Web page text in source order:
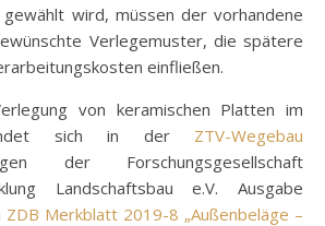
wird, müssen der vorhandene
Verlegemuster, die spätere
einfließen.
von keramischen Platten im
findet sich in der ZTV-Wegebau
der Forschungsgesellschaft
Landschaftsbau e.V. Ausgabe
ZDB Merkblatt 2019-8 „Außenbeläge –